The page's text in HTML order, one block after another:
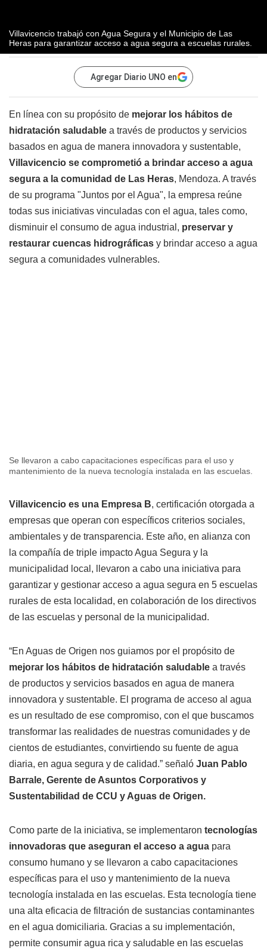
Villavicencio trabajó con Agua Segura y el Municipio de Las
Heras para garantizar acceso a agua segura a escuelas rurales.
Agregar Diario UNO en
En línea con su propósito de mejorar los hábitos de
hidratación saludable a través de productos y servicios
basados en agua de manera innovadora y sustentable,
Villavicencio se comprometió a brindar acceso a agua
segura a la comunidad de Las Heras, Mendoza. A través
de su programa "Juntos por el Agua", la empresa reúne
todas sus iniciativas vinculadas con el agua, tales como,
disminuir el consumo de agua industrial, preservar y
restaurar cuencas hidrográficas y brindar acceso a agua
segura a comunidades vulnerables.
Se llevaron a cabo capacitaciones específicas para el uso y
mantenimiento de la nueva tecnología instalada en las escuelas.
Villavicencio es una Empresa B, certificación otorgada a
empresas que operan con específicos criterios sociales,
ambientales y de transparencia. Este año, en alianza con
la compañía de triple impacto Agua Segura y la
municipalidad local, llevaron a cabo una iniciativa para
garantizar y gestionar acceso a agua segura en 5 escuelas
rurales de esta localidad, en colaboración de los directivos
de las escuelas y personal de la municipalidad.
“En Aguas de Origen nos guiamos por el propósito de
mejorar los hábitos de hidratación saludable a través
de productos y servicios basados en agua de manera
innovadora y sustentable. El programa de acceso al agua
es un resultado de ese compromiso, con el que buscamos
transformar las realidades de nuestras comunidades y de
cientos de estudiantes, convirtiendo su fuente de agua
diaria, en agua segura y de calidad.” señaló Juan Pablo
Barrale, Gerente de Asuntos Corporativos y
Sustentabilidad de CCU y Aguas de Origen.
Como parte de la iniciativa, se implementaron tecnologías
innovadoras que aseguran el acceso a agua para
consumo humano y se llevaron a cabo capacitaciones
específicas para el uso y mantenimiento de la nueva
tecnología instalada en las escuelas. Esta tecnología tiene
una alta eficacia de filtración de sustancias contaminantes
en el agua domiciliaria. Gracias a su implementación,
permite consumir agua rica y saludable en las escuelas